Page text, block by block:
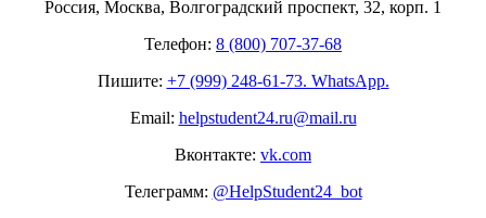
Россия, Москва, Волгоградский проспект, 32, корп. 1
Телефон: 8 (800) 707-37-68
Пишите: +7 (999) 248-61-73. WhatsApp.
Email: helpstudent24.ru@mail.ru
Вконтакте: vk.com
Телеграмм: @HelpStudent24_bot